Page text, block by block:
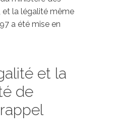
et la légalité même
a été mise en
et la
de